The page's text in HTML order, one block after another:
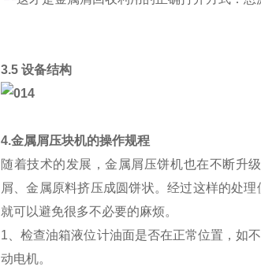
3.5 设备结构
4.金属屑压块机的操作规程
随着技术的发展，金属屑压饼机也在不断升
屑、金属原料挤压成圆饼状。经过这样的处
就可以避免很多不必要的麻烦。
1、检查油箱液位计油面是否在正常位置，如
动电机。